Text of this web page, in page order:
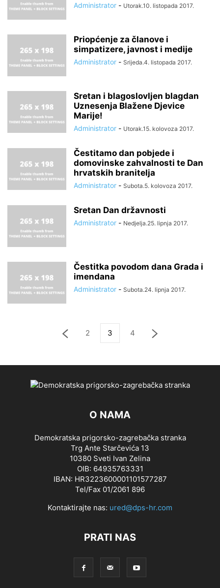
Administrator - Utorak.10. listopada 2017.
Priopćenje za članove i
simpatizere, javnost i medije
Administrator - Srijeda.4. listopada 2017.
Sretan i blagoslovljen blagdan
Uznesenja Blažene Djevice
Marije!
Administrator - Utorak.15. kolovoza 2017.
Čestitamo dan pobjede i
domovinske zahvalnosti te Dan
hrvatskih branitelja
Administrator - Subota.5. kolovoza 2017.
Sretan Dan državnosti
Administrator - Nedjelja.25. lipnja 2017.
Čestitka povodom dana Grada i
imendana
Administrator - Subota.24. lipnja 2017.
2 3 4
O NAMA
Demokratska prigorsko-zagrebačka stranka
Trg Ante Starčevića 13
10380 Sveti Ivan Zelina
OIB: 64935763331
IBAN: HR3223600001101577287
Tel/Fax 01/2061 896
Kontaktirajte nas: ured@dps-hr.com
PRATI NAS